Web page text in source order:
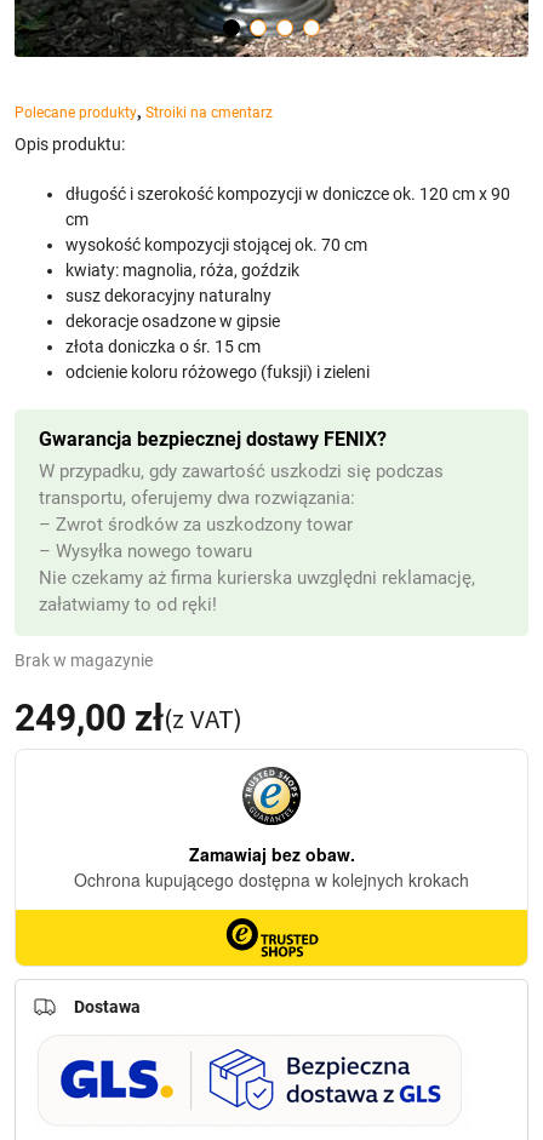
Polecane produkty, Stroiki na cmentarz
249,00 zł(z VAT)
Opis produktu:
długość i szerokość kompozycji w doniczce ok. 120 cm x 90
cm
wysokość kompozycji stojącej ok. 70 cm
kwiaty: magnolia, róża, goździk
susz dekoracyjny naturalny
dekoracje osadzone w gipsie
złota doniczka o śr. 15 cm
odcienie koloru różowego (fuksji) i zieleni
Brak w magazynie
Gwarancja bezpiecznej dostawy FENIX?
W przypadku, gdy zawartość uszkodzi się podczas
transportu, oferujemy dwa rozwiązania:
– Zwrot środków za uszkodzony towar
– Wysyłka nowego towaru
Nie czekamy aż firma kurierska uwzględni reklamację,
załatwiamy to od ręki!
Dostawa